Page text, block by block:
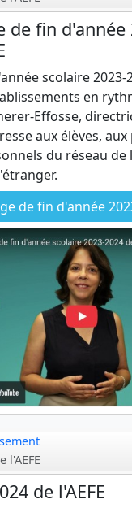
de fin d'année
scolaire
en
Effosse,
aux élèves,
du réseau
de fin d'année 2023-
l'AEFE
de l'AEFE